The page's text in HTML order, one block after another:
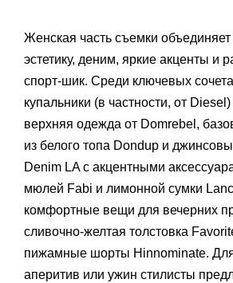
Женская часть съемки
эстетику, деним, яркие акценты и
спорт-шик. Среди ключевых
купальники (в частности, от Diesel)
верхняя одежда от Domrebel,
из белого топа Dondup и
Denim LA с акцентными
мюлей Fabi и лимонной сумки
комфортные вещи для вечерних
сливочно-желтая толстовка
пижамные шорты Hinnominate.
аперитив или ужин стилисты